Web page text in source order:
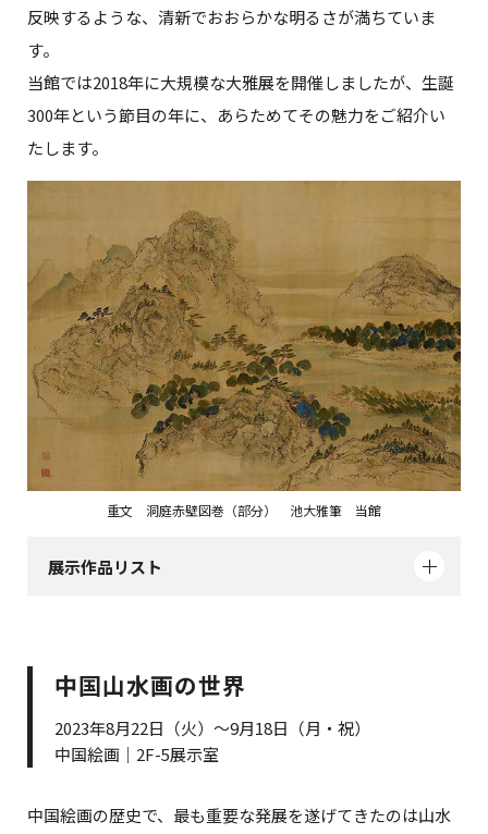
反映するような、清新でおおらかな明るさが満ちていま
す。
当館では2018年に大規模な大雅展を開催しましたが、生誕
300年という節目の年に、あらためてその魅力をご紹介い
たします。
重文 洞庭赤壁図巻（部分） 池大雅筆 当館
展示作品リスト
中国山水画の世界
2023年8月22日（火）～9月18日（月・祝）
中国絵画｜2F-5展示室
中国絵画の歴史で、最も重要な発展を遂げてきたのは山水